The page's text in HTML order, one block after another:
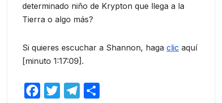
determinado niño de Krypton que llega a la
Tierra o algo más?
Si quieres escuchar a Shannon, haga clic aquí
[minuto 1:17:09].
F
T
T